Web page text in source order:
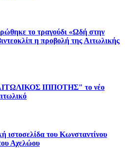
το τραγούδι «Ωδή στην
η προβολή της Αιτωλικής
ΙΠΠΟΤΗΣ" το νέο
ιστοσελίδα του Κωνσταντίνου
Αχελώου